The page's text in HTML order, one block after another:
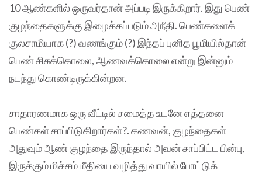
10 ஆண்களில் ஒருவர்தான் அப்படி இருக்கிறார். இது பெண்
குழந்தைகளுக்கு இழைக்கப்படும் அநீதி. பெண்களைக்
குலசாமியாக (?) வணங்கும் (?) இந்தப் புனித பூமியில்தான்
பெண் சிசுக்கொலை, ஆணவக்கொலை என்று இன்னும்
நடந்து கொண்டிருக்கின்றன.
சாதாரணமாக ஒரு வீட்டில் சமைத்த உடனே எத்தனை
பெண்கள் சாப்பிடுகிறார்கள்?. கணவன், குழந்தைகள்
அதுவும் ஆண் குழந்தை இருந்தால் அவன் சாப்பிட்ட பின்பு,
இருக்கும் மிச்சம் மீதியை வழித்து வாயில் போட்டுக்